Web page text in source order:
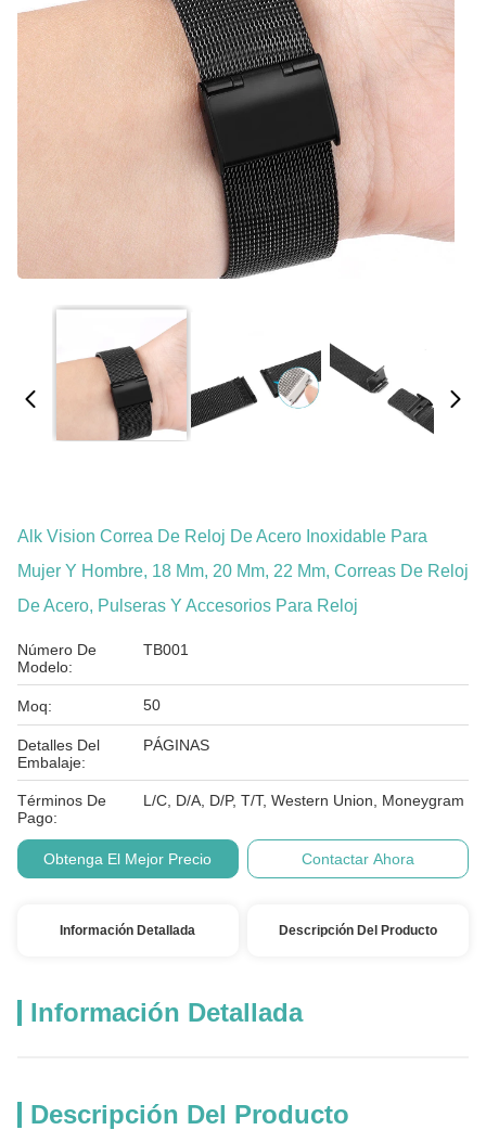
Alk Vision Correa De Reloj De Acero Inoxidable Para
Mujer Y Hombre, 18 Mm, 20 Mm, 22 Mm, Correas De Reloj
De Acero, Pulseras Y Accesorios Para Reloj
Número De
Modelo:
TB001
Moq: 50
Detalles Del
Embalaje:
PÁGINAS
Términos De
Pago:
L/C, D/A, D/P, T/T, Western Union, Moneygram
Obtenga El Mejor Precio Contactar Ahora
Información Detallada Descripción Del Producto
Información Detallada
Descripción Del Producto